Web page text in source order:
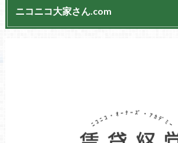
ニコニコ大家さん.com